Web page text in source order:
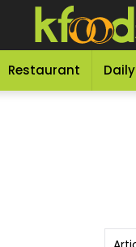
Restaurant